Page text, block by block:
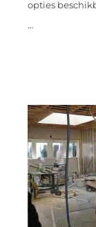
opties
...